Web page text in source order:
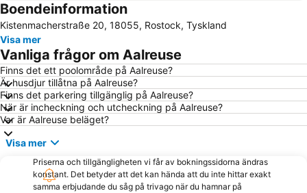
Stadtmitte
Strand
Bahnhof Rostock
Fähranleger Warnemünde
Kröpeliner Tor
Bahnhof Warnemünde
Warnemünder Umgang
Bergring Teterow
Ostseebad Prerow Nordstrand
Rostock Zoo
Markgrafenheide
Alter Hafen
Rathaus Rostock
Stadthalle Rostock
Dierkow-Neu
Hinrichsdorf
Hafen Kühlungsborn
Boendeinformation
Kistenmacherstraße 20, 18055, Rostock, Tyskland
Visa mer
Vanliga frågor om Aalreuse
Finns det ett poolområde på Aalreuse?
Är husdjur tillåtna på Aalreuse?
Finns det parkering tillgänglig på Aalreuse?
När är incheckning och utcheckning på Aalreuse?
Var är Aalreuse beläget?
Visa mer
Priserna och tillgängligheten vi får av bokningssidorna ändras
konstant. Det betyder att det kan hända att du inte hittar exakt
samma erbjudande du såg på trivago när du hamnar på